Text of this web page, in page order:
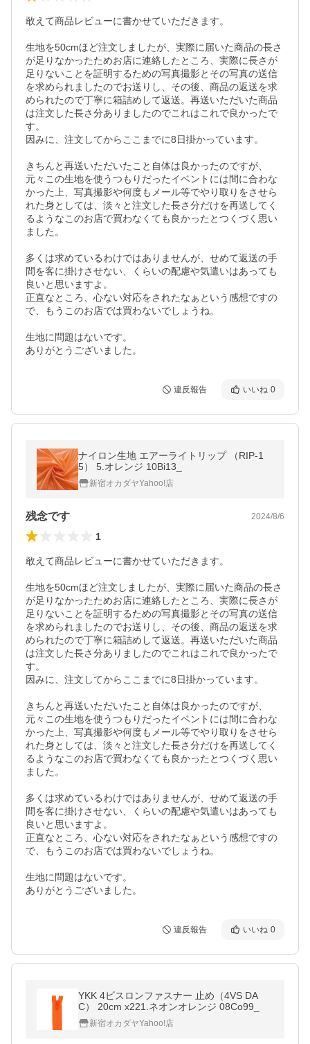
敢えて商品レビューに書かせていただきます。
生地を50cmほど注文しましたが、実際に届いた商品の長さ
が足りなかったためお店に連絡したところ、実際に長さが
足りないことを証明するための写真撮影とその写真の送信
を求められましたのでお送りし、その後、商品の返送を求
められたので丁寧に箱詰めして返送。再送いただいた商品
は注文した長さ分ありましたのでこれはこれで良かったで
す。
因みに、注文してからここまでに8日掛かっています。
きちんと再送いただいたこと自体は良かったのですが、
元々この生地を使うつもりだったイベントには間に合わな
かった上、写真撮影や何度もメール等でやり取りをさせら
れた身としては、淡々と注文した長さ分だけを再送してく
るようなこのお店で買わなくても良かったとつくづく思い
ました。
多くは求めているわけではありませんが、せめて返送の手
間を客に掛けさせない、くらいの配慮や気遣いはあっても
良いと思いますよ。
正直なところ、心ない対応をされたなぁという感想ですの
で、もうこのお店では買わないでしょうね。
生地に問題はないです。
ありがとうございました。
違反報告 いいね 0
ナイロン生地 エアーライトリップ （RIP-1
5） 5.オレンジ 10Bi13_
新宿オカダヤYahoo!店
残念です 2024/8/6
1
敢えて商品レビューに書かせていただきます。
生地を50cmほど注文しましたが、実際に届いた商品の長さ
が足りなかったためお店に連絡したところ、実際に長さが
足りないことを証明するための写真撮影とその写真の送信
を求められましたのでお送りし、その後、商品の返送を求
められたので丁寧に箱詰めして返送。再送いただいた商品
は注文した長さ分ありましたのでこれはこれで良かったで
す。
因みに、注文してからここまでに8日掛かっています。
きちんと再送いただいたこと自体は良かったのですが、
元々この生地を使うつもりだったイベントには間に合わな
かった上、写真撮影や何度もメール等でやり取りをさせら
れた身としては、淡々と注文した長さ分だけを再送してく
るようなこのお店で買わなくても良かったとつくづく思い
ました。
多くは求めているわけではありませんが、せめて返送の手
間を客に掛けさせない、くらいの配慮や気遣いはあっても
良いと思いますよ。
正直なところ、心ない対応をされたなぁという感想ですの
で、もうこのお店では買わないでしょうね。
生地に問題はないです。
ありがとうございました。
違反報告 いいね 0
YKK 4ビスロンファスナー 止め（4VS DA
C） 20cm x221.ネオンオレンジ 08Co99_
新宿オカダヤYahoo!店